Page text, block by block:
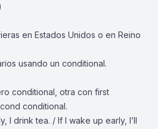
en Estados Unidos o en Reino
usando un conditional.
conditional, otra con first
conditional.
I drink tea. / If I wake up early, I’ll